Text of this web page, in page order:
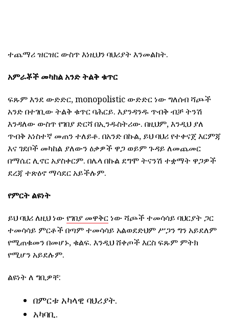
ተጨማሪ ዝርዝር ውስጥ እነዚህን ባህሪያት እንመልከት.
አምራቾች መካከል አንድ ትልቅ ቁጥር
ፍጹም እንደ ውድድር, monopolistic ውድድር ነው ግለሰብ ሻጮች
አንድ በተገቢው ትልቅ ቁጥር ባሕርይ. እያንዳንዱ ጥብቅ ብቻ ትንሽ
እንዳለው ውስጥ የገበያ ድርሻ በኢንዱስትሪው. በዚህም, እንዲህ ያለ
ጥብቅ አነስተኛ መጠን ተለይቶ. በአንድ በኩል, ይህ ባህሪ የተቀናጀ እርምጃ
እና ገደቦች መካከል ያለውን ዕቃዎች ዋጋ ወይም ጉዳይ ለመጨመር
በማሴር ሊኖር አያስቀርም. በሌላ በኩል ደግሞ ትናንሽ ተቋማት ዋጋዎች
ደረጃ ተጽዕኖ ማሳደር አይችሉም.
የምርት ልዩነት
ይህ ባህሪ ለዚህ ነውየገበያ መዋቅርነው ሻጮች ተመሳሳይ ባህርያት ጋር
ተመሳሳይ ምርቶች በጣም ተመሳሳይ አልወደድህም ሥጋን ግን አይደለም
የሚጠቁመን በመሆኑ, ቁልፍ. እንዲህ ሸቀጦች እርስ ፍጹም ምትክ
የሚሆን አይደሉም.
ልዩነት ለ ግቢዎቸ:
በምርቱ አካላዊ ባህሪያት.
አካባቢ.